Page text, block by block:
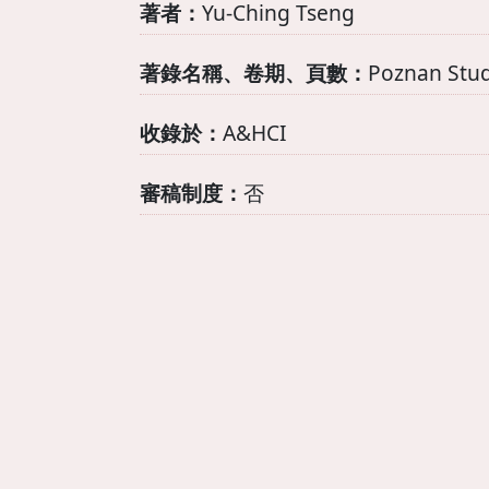
著者： Yu-Ching Tseng
著錄名稱、卷期、頁數： Poznan
收錄於： A&HCI
審稿制度： 否